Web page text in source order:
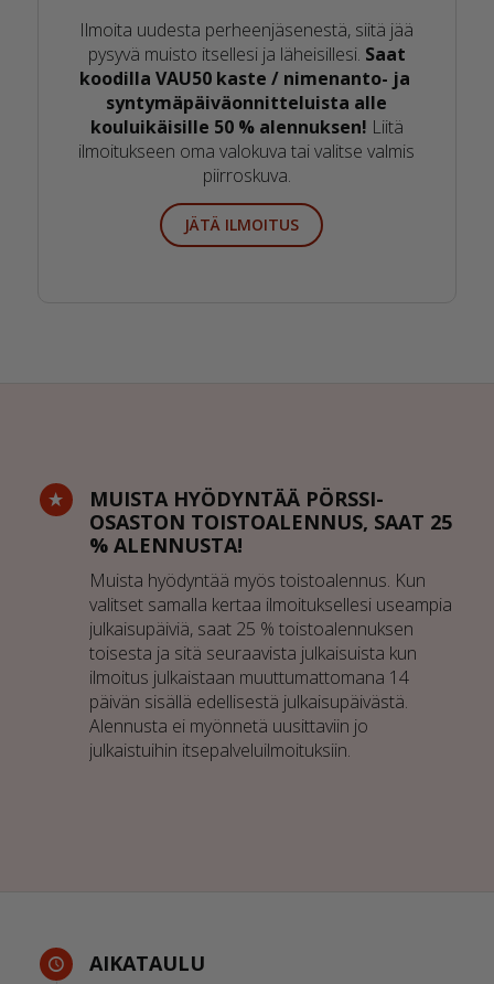
Ilmoita uudesta perheenjäsenestä, siitä jää
pysyvä muisto itsellesi ja läheisillesi. Saat
koodilla VAU50 kaste / nimenanto- ja
syntymäpäiväonnitteluista alle
kouluikäisille 50 % alennuksen! Liitä
ilmoitukseen oma valokuva tai valitse valmis
piirroskuva.
JÄTÄ ILMOITUS
MUISTA HYÖDYNTÄÄ PÖRSSI-
OSASTON TOISTOALENNUS, SAAT 25
% ALENNUSTA!
Muista hyödyntää myös toistoalennus. Kun
valitset samalla kertaa ilmoituksellesi useampia
julkaisupäiviä, saat 25 % toistoalennuksen
toisesta ja sitä seuraavista julkaisuista kun
ilmoitus julkaistaan muuttumattomana 14
päivän sisällä edellisestä julkaisupäivästä.
Alennusta ei myönnetä uusittaviin jo
julkaistuihin itsepalveluilmoituksiin.
AIKATAULU